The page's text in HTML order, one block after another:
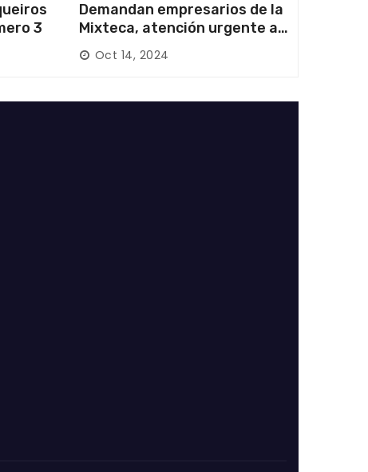
3
Demandan empresarios de la
Mixteca, atención urgente a
las carreteras locales y
federales
Oct 14, 2024